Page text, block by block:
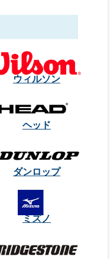
ウィルソン
ヘッド
ダンロップ
ミズノ